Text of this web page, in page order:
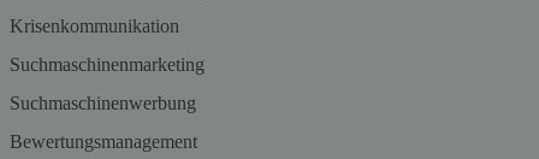
Krisenkommunikation
Suchmaschinenmarketing
Suchmaschinenwerbung
Bewertungsmanagement